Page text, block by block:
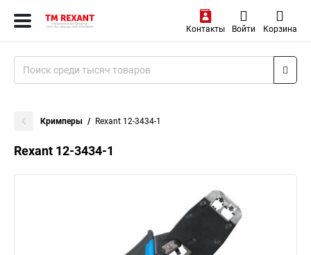
Контакты Войти Корзина
Кримперы Rexant 12-3434-1
Rexant 12-3434-1